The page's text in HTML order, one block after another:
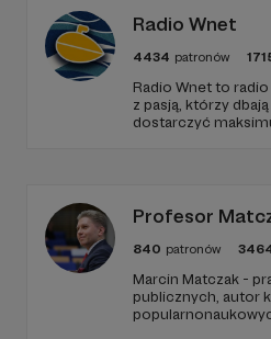
Radio Wnet
4434 patronów
Radio Wnet to
z pasją, którzy
dostarczyć
Profesor
840 patronów
Marcin Matczak -
publicznych, autor